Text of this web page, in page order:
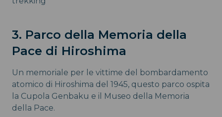
3. Parco della Memoria della
Pace di Hiroshima
Un memoriale per le vittime del bombardamento
atomico di Hiroshima del 1945, questo parco ospita
la Cupola Genbaku e il Museo della Memoria
della Pace.